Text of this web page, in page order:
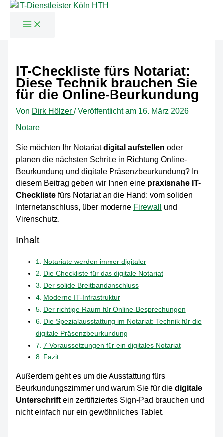
springen
IT-Checkliste fürs Notariat:
Diese Technik brauchen Sie
für die Online-Beurkundung
Von Dirk Hölzer /Veröffentlicht am 16. März 2026
Notare
Sie möchten Ihr Notariatdigital aufstellen oder
planen die nächsten Schritte in Richtung Online-
Beurkundung und digitale Präsenzbeurkundung? In
diesem Beitrag geben wir Ihnen eine praxisnahe IT-
Checklistefürs Notariat an die Hand: vom soliden
Internetanschluss, über moderne Firewall
und
Virenschutz.
Inhalt
Notariate werden immer digitaler
Die Checkliste für das digitale Notariat
Der solide Breitbandanschluss
Moderne IT-Infrastruktur
Der richtige Raum für Online-Besprechungen
Die Spezialausstattung im Notariat: Technik für die
digitale Präsenzbeurkundung
7 Voraussetzungen für ein digitales Notariat
Fazit
Außerdem geht es um die Ausstattung fürs
Beurkundungszimmer und warum Sie für die digitale
Unterschriftein zertifiziertes Sign-Pad brauchen und
nicht einfach nur ein gewöhnliches Tablet.